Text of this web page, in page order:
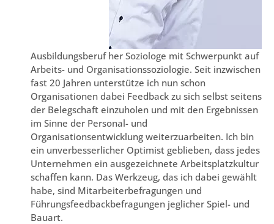
Ausbildungsberuf her Soziologe mit Schwerpunkt auf
Arbeits- und Organisationssoziologie. Seit inzwischen
fast 20 Jahren unterstütze ich nun schon
Organisationen dabei Feedback zu sich selbst seitens
der Belegschaft einzuholen und mit den Ergebnissen
im Sinne der Personal- und
Organisationsentwicklung weiterzuarbeiten. Ich bin
ein unverbesserlicher Optimist geblieben, dass jedes
Unternehmen ein ausgezeichnete Arbeitsplatzkultur
schaffen kann. Das Werkzeug, das ich dabei gewählt
habe, sind Mitarbeiterbefragungen und
Führungsfeedbackbefragungen jeglicher Spiel- und
Bauart.